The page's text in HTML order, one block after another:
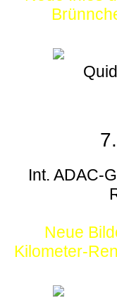
Int. ADAC-
Neue
Kilometer-